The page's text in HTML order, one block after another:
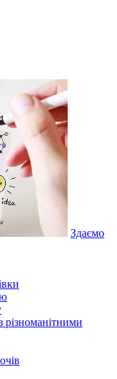
Здаємо
різноманітними